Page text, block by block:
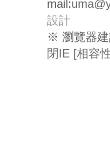
mail:
設計
※ 瀏覽器建
閉IE [相容